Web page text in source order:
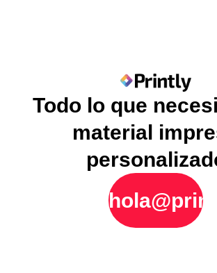
Todo lo que
material